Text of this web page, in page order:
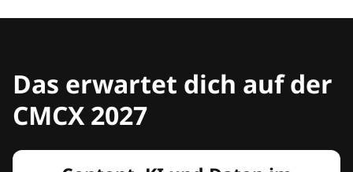
Das erwartet dich auf der
CMCX 2027